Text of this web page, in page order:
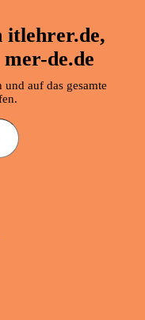
itlehrer.de,
de.de
auf das gesamte